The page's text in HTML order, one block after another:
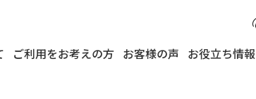
ご利用をお考えの方 お客様の声 お役立ち情報